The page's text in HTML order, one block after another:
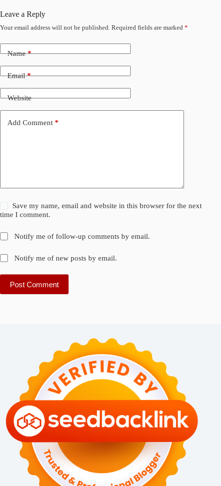
Leave a Reply
Your email address will not be published. Required fields are marked *
Name*
Email*
Website
Add Comment *
Save my name, email and website in this browser for the next
time I comment.
Notify me of follow-up comments by email.
Notify me of new posts by email.
Post Comment